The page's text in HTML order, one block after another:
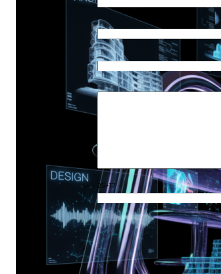
Ihre E-Mail-Adresse
Betreff
Ihre Nachricht (optional)
25+17
Informationen zur
Datenverarbeitung finden Sie
in unserer
Datenschutzerklärung.